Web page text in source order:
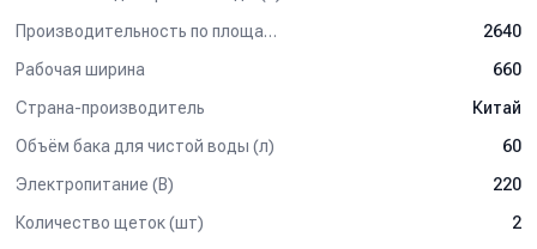
Производительность по площади (м2/ч)
2640
Рабочая ширина
660
Страна-производитель
Китай
Объём бака для чистой воды (л)
60
Электропитание (В)
220
Количество щеток (шт)
2